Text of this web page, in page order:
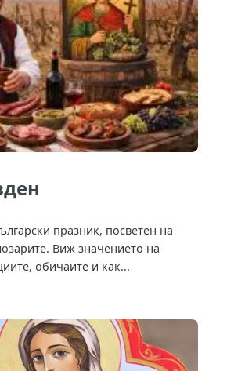
празник, посветен на
Виж значението на
обичаите и как...